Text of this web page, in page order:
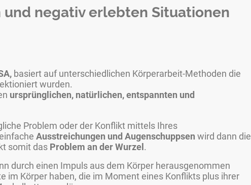
negativ erlebten Situationen
basiert auf unterschiedlichen Körperarbeit-Methoden die
wurden.
ursprünglichen, natürlichen, entspannten und
Problem oder der Konflikt mittels Ihres
Ausstreichungen und Augenschuppsen wird dann die
somit das Problem an der Wurzel .
durch einen Impuls aus dem Körper herausgenommen
im Körper haben, die im Moment eines Konflikts plus ihrer